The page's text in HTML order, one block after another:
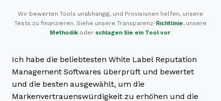
Wir bewerten Tools unabhängig, und Provisionen helfen, unsere
Tests zu finanzieren. Siehe unsere Transparenz-Richtlinie, unsere
Methodikoder schlagen Sie ein Tool vor.
Ich habe die beliebtesten White Label Reputation
Management Softwares überprüft und bewertet
und die besten ausgewählt, um die
Markenvertrauenswürdigkeit zu erhöhen und die